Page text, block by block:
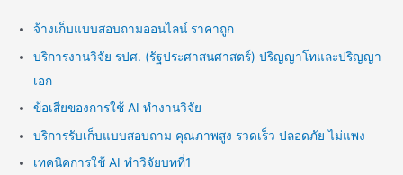
จ้างเก็บแบบสอบถามออนไลน์ ราคาถูก
บริการงานวิจัย รปศ. (รัฐประศาสนศาสตร์) ปริญญาโทและปริญญา
เอก
ข้อเสียของการใช้ AI ทำงานวิจัย
บริการรับเก็บแบบสอบถาม คุณภาพสูง รวดเร็ว ปลอดภัย ไม่แพง
เทคนิคการใช้ AI ทำวิจัยบทที่1